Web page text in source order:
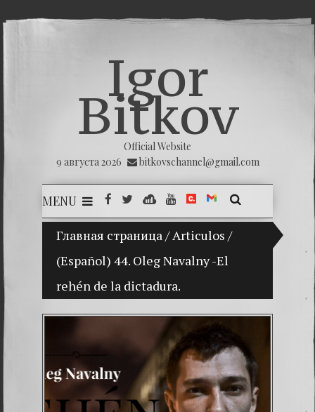
Igor
Bitkov
Official Website
9 августа 2026
bitkovschannel@gmail.com
MENU
Главная страница/Articulos /
(Español) 44. Oleg Navalny -El
rehén de la dictadura.
(Español) Mi hijo Vladimir Bitkov, una
Dr.